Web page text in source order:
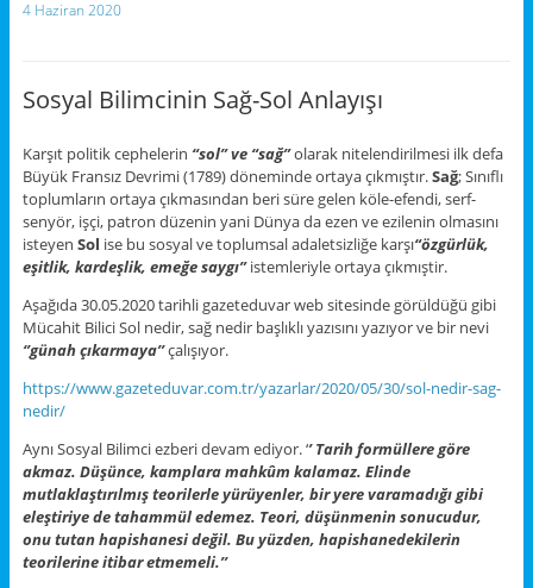
4 Haziran 2020
Sosyal Bilimcinin Sağ-Sol Anlayışı
Karşıt politik cephelerin “sol” ve “sağ”olarak nitelendirilmesi ilk defa
Büyük Fransız Devrimi (1789) döneminde ortaya çıkmıştır.Sağ; Sınıflı
toplumların ortaya çıkmasından beri süre gelen köle-efendi, serf-
senyör, işçi, patron düzenin yani Dünya da ezen ve ezilenin olmasını
isteyen Sol ise bu sosyal ve toplumsal adaletsizliğe karşı“özgürlük,
eşitlik, kardeşlik, emeğe saygı”istemleriyle ortaya çıkmıştir.
Aşağıda 30.05.2020 tarihli gazeteduvar web sitesinde görüldüğü gibi
Mücahit Bilici Sol nedir, sağ nedir başlıklı yazısını yazıyor ve bir nevi
‘’günah çıkarmaya’’çalışıyor.
https://www.gazeteduvar.com.tr/yazarlar/2020/05/30/sol-nedir-sag-
nedir/
Aynı Sosyal Bilimci ezberi devam ediyor. ‘’ Tarih formüllere göre
akmaz. Düşünce, kamplara mahkûm kalamaz. Elinde
mutlaklaştırılmış teorilerle yürüyenler, bir yere varamadığı gibi
eleştiriye de tahammül edemez. Teori, düşünmenin sonucudur,
onu tutan hapishanesi değil. Bu yüzden, hapishanedekilerin
teorilerine itibar etmemeli.’’